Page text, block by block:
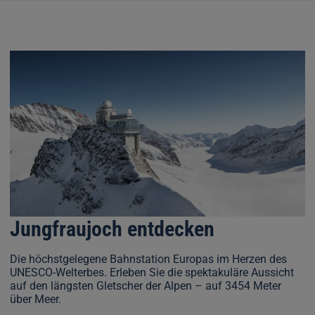
Jungfraujoch entdecken
Die höchstgelegene Bahnstation Europas im Herzen des
UNESCO-Welterbes. Erleben Sie die spektakuläre Aussicht
auf den längsten Gletscher der Alpen – auf 3454 Meter
über Meer.